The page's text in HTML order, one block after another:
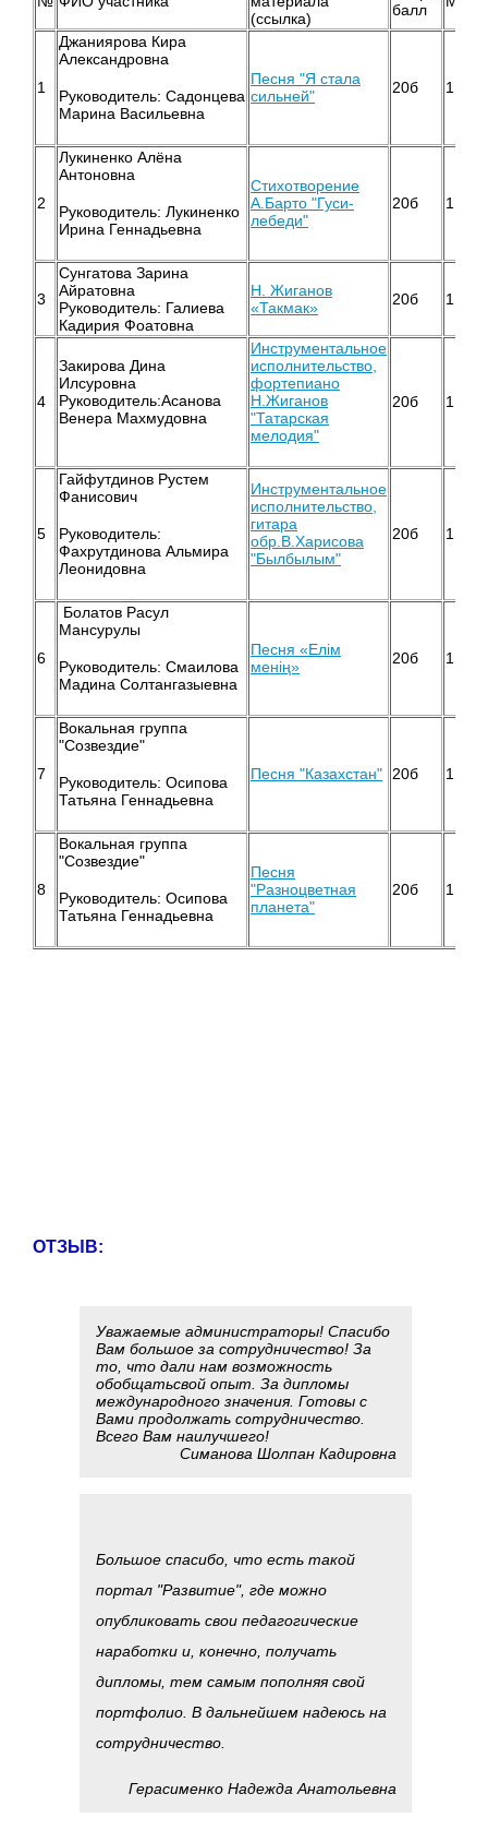
(ссылка)
балл
1
Джаниярова Кира
Александровна
Руководитель: Садонцева
Марина Васильевна
Песня "Я стала
сильней"
20б 1
2
Лукиненко Алёна
Антоновна
Руководитель: Лукиненко
Ирина Геннадьевна
Стихотворение
А.Барто "Гуси-
лебеди"
20б 1
3
Сунгатова Зарина
Айратовна
Руководитель: Галиева
Кадирия Фоатовна
Н. Жиганов
«Такмак»
20б 1
4
Закирова Дина
Илсуровна
Руководитель:Асанова
Венера Махмудовна
Инструментальное
исполнительство,
фортепиано
Н.Жиганов
"Татарская
мелодия"
20б 1
5
Гайфутдинов Рустем
Фанисович
Руководитель:
Фахрутдинова Альмира
Леонидовна
Инструментальное
исполнительство,
гитара
обр.В.Харисова
"Былбылым"
20б 1
6
Болатов Расул
Мансурулы
Руководитель: Смаилова
Мадина Солтангазыевна
Песня «Елім
менің»
20б 1
7
Вокальная группа
"Созвездие"
Руководитель: Осипова
Татьяна Геннадьевна
Песня "Казахстан" 20б 1
8
Вокальная группа
"Созвездие"
Руководитель: Осипова
Татьяна Геннадьевна
Песня
"Разноцветная
планета"
20б 1
ОТЗЫВ:
Уважаемые администраторы! Спасибо
Вам большое за сотрудничество! За
то, что дали нам возможность
обобщатьсвой опыт. За дипломы
международного значения. Готовы с
Вами продолжать сотрудничество.
Всего Вам наилучшего!
Симанова Шолпан Кадировна
Большое спасибо, что есть такой
портал "Развитие", где можно
опубликовать свои педагогические
наработки и, конечно, получать
дипломы, тем самым пополняя свой
портфолио. В дальнейшем надеюсь на
сотрудничество.
Герасименко Надежда Анатольевна